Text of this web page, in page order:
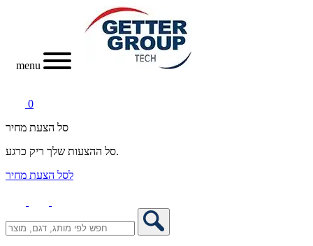
menu
0
סל הצעת מחיר
סל ההצעות שלך ריק כרגע.
לסל הצעת מחיר